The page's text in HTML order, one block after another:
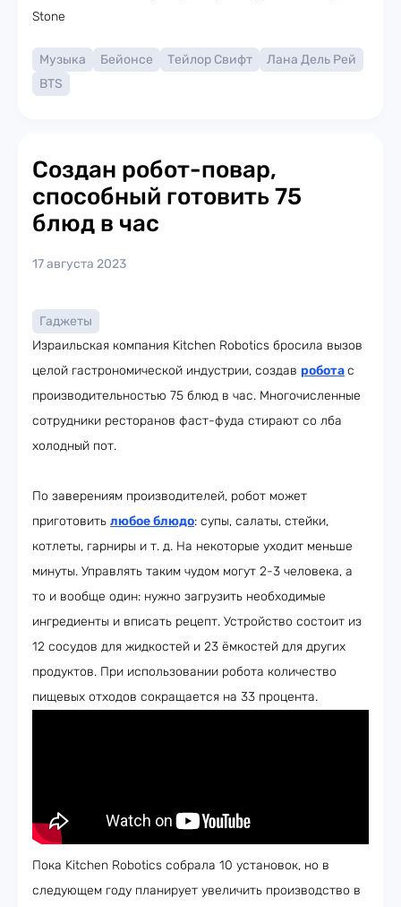
Stone
Музыка Бейонсе Тейлор Свифт
Лана Дель Рей
BTS
Создан робот-повар,
способный готовить 75
блюд в час
17 августа 2023
Гаджеты
Израильская компания Kitchen Robotics бросила вызов
целой гастрономической индустрии, создав роботас
производительностью 75 блюд в час. Многочисленные
сотрудники ресторанов фаст-фуда стирают со лба
холодный пот.
По заверениям производителей, робот может
приготовить любое блюдо: супы, салаты, стейки,
котлеты, гарниры и т. д. На некоторые уходит меньше
минуты. Управлять таким чудом могут 2-3 человека, а
то и вообще один: нужно загрузить необходимые
ингредиенты и вписать рецепт. Устройство состоит из
12 сосудов для жидкостей и 23 ёмкостей для других
продуктов. При использовании робота количество
пищевых отходов сокращается на 33 процента.
Пока Kitchen Robotics собрала 10 установок, но в
следующем году планирует увеличить производство в